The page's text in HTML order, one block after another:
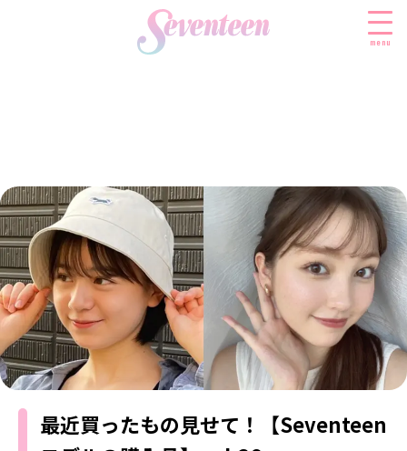
menu
FASHION
ファッションニュース
モデル私服
着回し
着痩せ
BEAUTY
ビューティニュース
トレンドメイク
ベストコスメ
ヘアアレンジ・ヘアケア
スキンケア
ボディケア
SCHOOL
スクールニュース
制服コーデ
学校ヘアメイク
勉強・受験・進路
ENTERTAINMENT
エンタメニュース
なにわ男子
K-POP
LIFESTYLE
ライフスタイルニュース
JKランキング・アワード
モデルの購入品
JK TREND
MODELS
最近買ったもの見せて！【Seventeen